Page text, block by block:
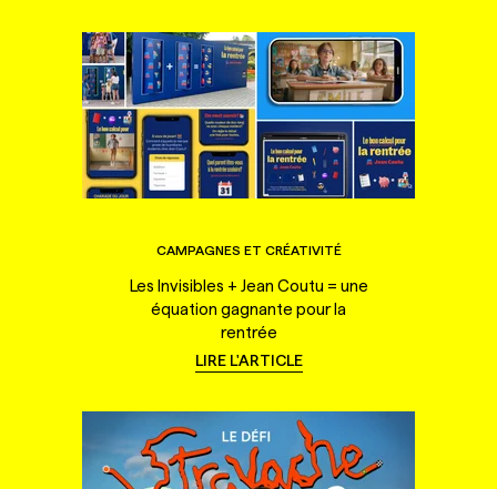
CAMPAGNES ET CRÉATIVITÉ
Les Invisibles + Jean Coutu = une
équation gagnante pour la
rentrée
LIRE L'ARTICLE